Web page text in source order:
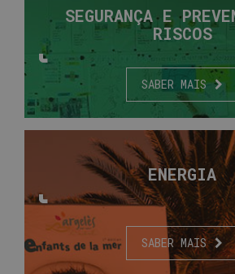
SEGURANÇAE
RISCOS
SABER MAIS
ENERGIA
SABER MAIS